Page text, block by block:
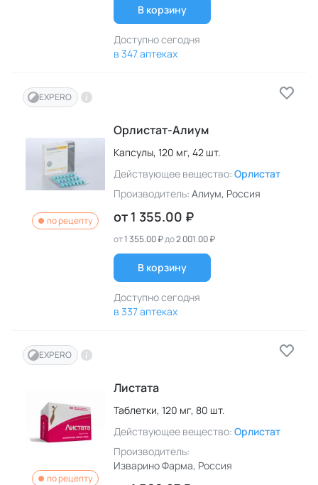
В корзину
Доступно сегодня
в 347 аптеках
EXPERO
по рецепту
Орлистат-Алиум
Капсулы, 120 мг, 42 шт.
Действующее вещество: Орлистат
Производитель: Алиум, Россия
от 1 355.00 ₽
от1 355.00 ₽до2 001.00 ₽
В корзину
Доступно сегодня
в 337 аптеках
EXPERO
по рецепту
Листата
Таблетки, 120 мг, 80 шт.
Действующее вещество: Орлистат
Производитель:
Изварино Фарма, Россия